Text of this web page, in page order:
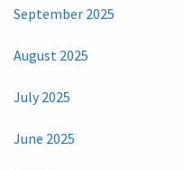
September 2025
August 2025
July 2025
June 2025